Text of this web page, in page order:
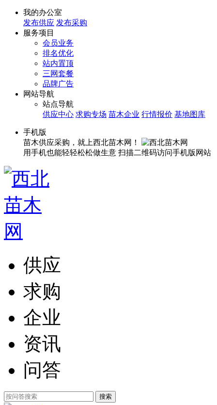
我的办公室
发布供应 发布采购
服务项目
会员业务
排名优化
站内置顶
三网套餐
品牌广告
网站导航
站点导航
供应中心 求购专场 苗木企业 行情报价 基地图库
手机版
苗木供应采购，就上西北苗木网！
用手机也能轻轻松松做生意 扫描二维码访问手机版网站
供应
求购
企业
资讯
问答